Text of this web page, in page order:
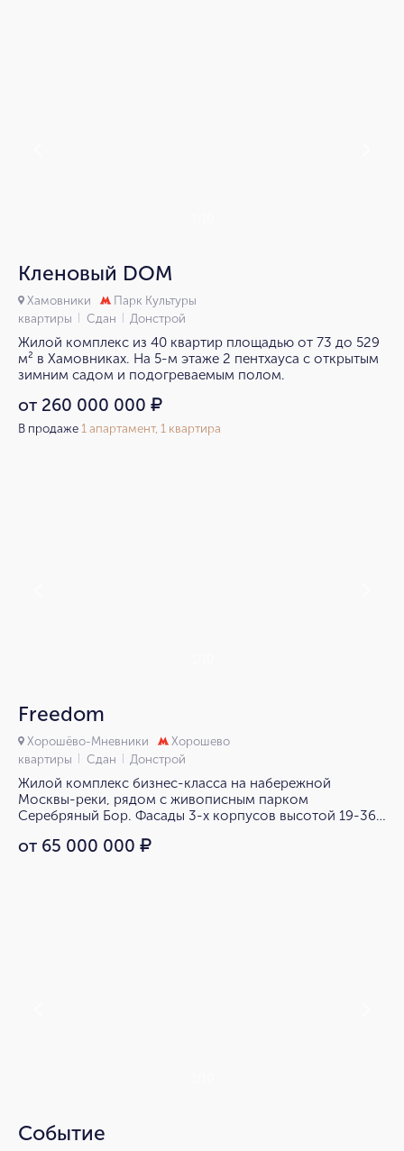
Кленовый DOM
Хамовники
Парк Культуры
квартиры
Сдан Донстрой
Жилой комплекс из 40 квартир площадью от 73 до 529
м² в Хамовниках. На 5-м этаже 2 пентхауса с открытым
зимним садом и подогреваемым полом.
от 260 000 000 ₽
В продаже 1 апартамент, 1 квартира
Freedom
Хорошёво-Мневники
Хорошево
квартиры
Сдан Донстрой
Жилой комплекс бизнес-класса на набережной
Москвы-реки, рядом с живописным парком
Серебряный Бор. Фасады 3-х корпусов высотой 19-36
от 65 000 000 ₽
Событие